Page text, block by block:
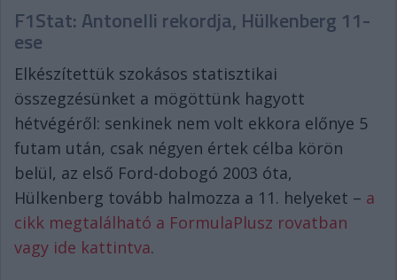
F1Stat: Antonelli rekordja, Hülkenberg 11-
ese
Elkészítettük szokásos statisztikai
összegzésünket a mögöttünk hagyott
hétvégéről: senkinek nem volt ekkora előnye 5
futam után, csak négyen értek célba körön
belül, az első Ford-dobogó 2003 óta,
Hülkenberg tovább halmozza a 11. helyeket – a
cikk megtalálható a FormulaPlusz rovatban
vagy ide kattintva.